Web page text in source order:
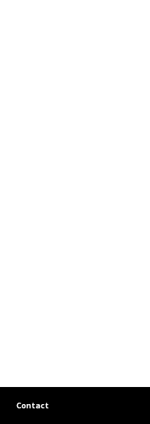
Contact